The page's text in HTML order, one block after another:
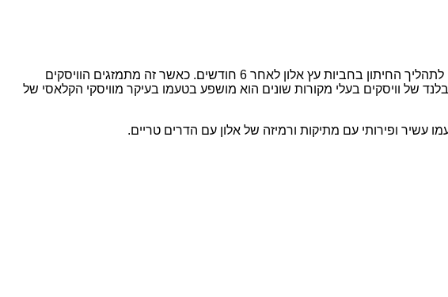
החיתון בחביות עץ אלון לאחר 6 חודשים.
כאשר זה מתמזגים הוויסקים
של וויסקים בעלי מקורות שונים הוא מושפע בטעמו בעיקר מוויסקי הקלאסי של
עשיר ופירותי עם מתיקות ורמיזה של אלון עם הדרים טריים.